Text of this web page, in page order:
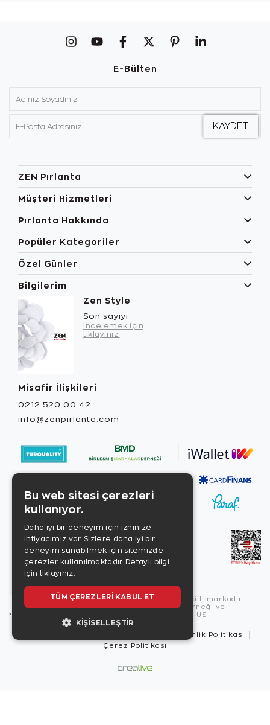
E-Bülten
ZEN Pırlanta
Müşteri Hizmetleri
Pırlanta Hakkında
Popüler Kategoriler
Özel Günler
Bilgilerim
Zen Style
Son sayıyı
incelemek için
tıklayınız.
Misafir İlişkileri
0212 520 00 42
info@zenpirlanta.com
Copyright © 2026, Zen Diamond tescilli markadır.
Zen Diamond Birleşmiş Markalar Derneği ve
Turquality Destek Programı üyesidir. US
Güvenlik Politikası
Çerez Politikası
Bu web sitesi çerezleri
kullanıyor.
Daha iyi bir deneyim için izninize
ihtiyacımız var. Sizlere daha iyi bir
deneyim sunabilmek için sitemizde
çerezler kullanılmaktadır. Detaylı bilgi
için tıklayınız.
TÜM ÇEREZLERI KABUL ET
KIŞISELLEŞTIR